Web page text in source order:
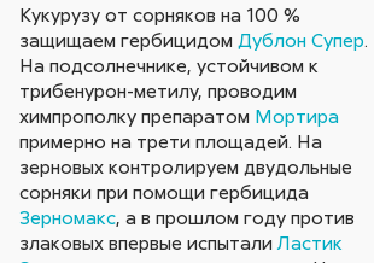
Кукурузу от сорняков на 100 %
защищаем гербицидом Дублон Супер.
На подсолнечнике, устойчивом к
трибенурон-метилу, проводим
химпрополку препаратом Мортира
примерно на трети площадей. На
зерновых контролируем двудольные
сорняки при помощи гербицида
Зерномакс, а в прошлом году против
злаковых впервые испыталиЛастик